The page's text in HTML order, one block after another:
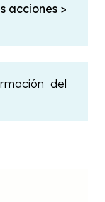
acciones >
del